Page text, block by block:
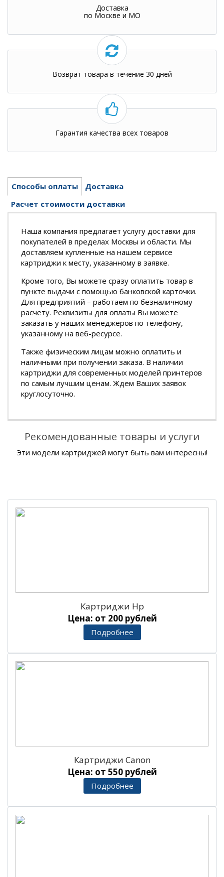
Доставка
по Москве и МО
Возврат товара в течение 30 дней
Гарантия качества всех товаров
Способы оплаты
Доставка
Расчет стоимости доставки
Наша компания предлагает услугу доставки для
покупателей в пределах Москвы и области. Мы
доставляем купленные на нашем сервисе
картриджи к месту, указанному в заявке.
Кроме того, Вы можете сразу оплатить товар в
пункте выдачи с помощью банковской карточки.
Для предприятий – работаем по безналичному
расчету. Реквизиты для оплаты Вы можете
заказать у наших менеджеров по телефону,
указанному на веб-ресурсе.
Также физическим лицам можно оплатить и
наличными при получении заказа. В наличии
картриджи для современных моделей принтеров
по самым лучшим ценам. Ждем Ваших заявок
круглосуточно.
Рекомендованные товары и услуги
Эти модели картриджей могут быть вам интересны!
Картриджи Hp
Цена: от 200 рублей
Подробнее
Картриджи Canon
Цена: от 550 рублей
Подробнее